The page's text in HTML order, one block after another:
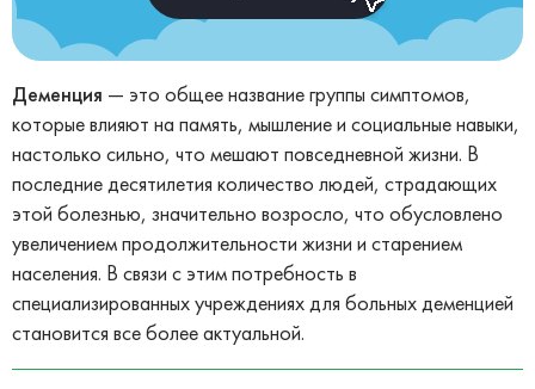
Деменция — это общее название группы симптомов,
которые влияют на память, мышление и социальные навыки,
настолько сильно, что мешают повседневной жизни. В
последние десятилетия количество людей, страдающих
этой болезнью, значительно возросло, что обусловлено
увеличением продолжительности жизни и старением
населения. В связи с этим потребность в
специализированных учреждениях для больных деменцией
становится все более актуальной.